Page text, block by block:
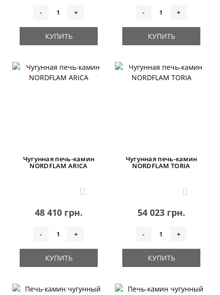
- +
КУПИТЬ
- +
КУПИТЬ
Чугунная печь-камин
NORDFLAM ARICA
1
48 410 грн.
- +
КУПИТЬ
Чугунная печь-камин
NORDFLAM TORIA
0
54 023 грн.
- +
КУПИТЬ